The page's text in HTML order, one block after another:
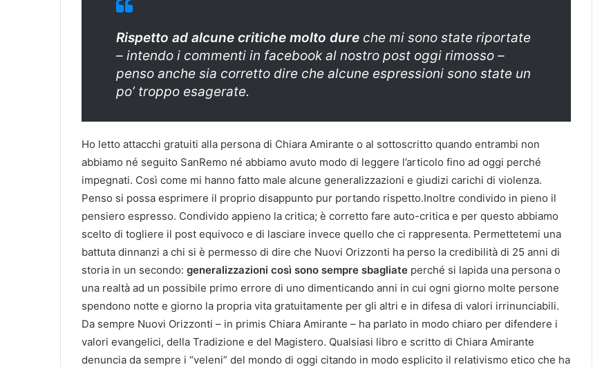
Rispetto ad alcune critiche molto dure che mi sono state riportate
– intendo i commenti in facebookal nostro post oggi rimosso –
penso anche sia corretto dire che alcune espressioni sono state un
po’ troppo esagerate.
Ho letto attacchi gratuiti alla persona di Chiara Amirante o al sottoscritto quando entrambi non
abbiamo né seguito SanRemo né abbiamo avuto modo di leggere l’articolo fino ad oggi perché
impegnati. Così come mi hanno fatto male alcune generalizzazioni e giudizi carichi di violenza.
Penso si possa esprimere il proprio disappunto pur portando rispetto.Inoltre condivido in pieno il
pensiero espresso. Condivido appieno la critica; è corretto fare auto-critica e per questo abbiamo
scelto di togliere il post equivoco e di lasciare invece quello che ci rappresenta. Permettetemi una
battuta dinnanzi a chi si è permesso di dire che Nuovi Orizzonti ha perso la credibilità di 25 anni di
storia in un secondo: generalizzazioni così sono sempre sbagliate perché si lapida una persona o
una realtà ad un possibile primo errore di uno dimenticando anni in cui ogni giorno molte persone
spendono notte e giorno la propria vita gratuitamente per gli altri e in difesa di valori irrinunciabili.
Da sempre Nuovi Orizzonti – in primis Chiara Amirante – ha parlato in modo chiaro per difendere i
valori evangelici, della Tradizione e del Magistero. Qualsiasi libro e scritto di Chiara Amirante
denuncia da sempre i “veleni” del mondo di oggi citando in modo esplicito il relativismo etico che ha